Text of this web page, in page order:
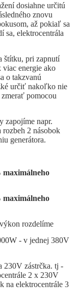
dosiahne určitú
znovu
až pokiaľ sa
sa, elektrocentrála
štítku, pri zapnutí
viac energie ako
o takzvanú
určiť nakoľko nie
pomocou
zapojíme napr.
2 násobok
generátora.
maximálneho
maximálneho
rozdelíme
- v jednej 380V
230V zástrčka. tj -
2 x 230V
na elektrocentrále 3